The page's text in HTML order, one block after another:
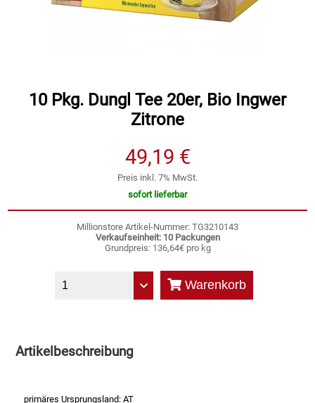
Zubehör
Cateringzubehör
Einwegartikel / Trinkhalme
Essig
10 Pkg. Dungl Tee 20er, Bio Ingwer
Zitrone
49,19 €
Preis inkl. 7% MwSt.
sofort lieferbar
Millionstore Artikel-Nummer: TG3210143
Verkaufseinheit: 10 Packungen
Grundpreis: 136,64€ pro kg
Warenkorb
Artikelbeschreibung
primäres Ursprungsland: AT